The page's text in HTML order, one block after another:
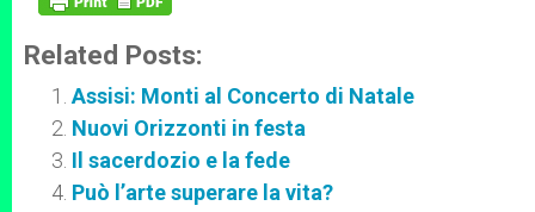
Related Posts:
Assisi: Monti al Concerto di Natale
Nuovi Orizzonti in festa
Il sacerdozio e la fede
Può l’arte superare la vita?